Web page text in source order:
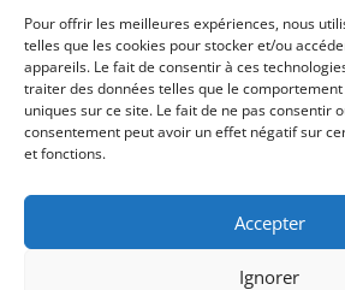
Pour offrir les meilleures expériences, nous
telles que les cookies pour stocker et/ou
appareils. Le fait de consentir à ces
traiter des données telles que le
uniques sur ce site. Le fait de ne pas consentir
consentement peut avoir un effet négatif sur
et fonctions.
Accepter
Ignorer
CONTACT
2 rue Hélène Boucher – 35235
Tel : 33 (0)2.30.07.01.07
Fax : 33 (0)2.30.07.01.08